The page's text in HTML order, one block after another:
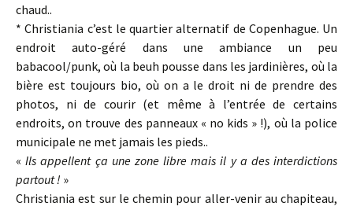
chaud..
* Christiania c’est le quartier alternatif de Copenhague. Un
endroit auto-géré dans une ambiance un peu
babacool/punk, où la beuh pousse dans les jardinières, où la
bière est toujours bio, où on a le droit ni de prendre des
photos, ni de courir (et même à l’entrée de certains
endroits, on trouve des panneaux « no kids » !), où la police
municipale ne met jamais les pieds..
«Ils appellent ça une zone libre mais il y a des interdictions
partout ! »
Christiania est sur le chemin pour aller-venir au chapiteau,